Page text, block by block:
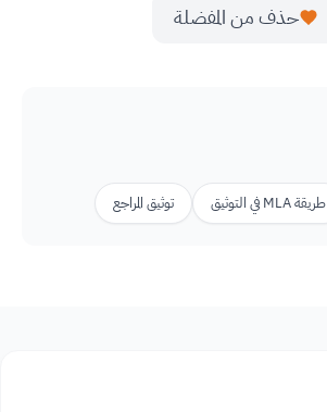
حذف من المفضلة
طريقة MLA في التوثيق توثيق المراجع